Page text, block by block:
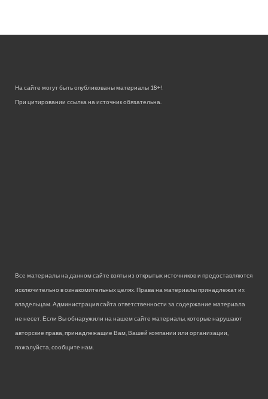
На сайте могут быть опубликованы материалы 18+!
При цитировании ссылка на источник обязательна.
Все материалы на данном сайте взяты из открытых источников и предоставляются
исключительно в ознакомительных целях. Права на материалы принадлежат их
владельцам. Администрация сайта ответственности за содержание материала
не несет. Если Вы обнаружили на нашем сайте материалы, которые нарушают
авторские права, принадлежащие Вам, Вашей компании или организации,
пожалуйста, сообщите нам.